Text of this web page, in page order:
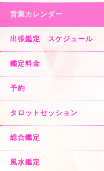
営業カレンダー
出張鑑定 スケジュール
鑑定料金
予約
タロットセッション
総合鑑定
風水鑑定